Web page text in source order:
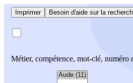
Imprimer Besoin d'aide sur la
Métier, compétence, mot-clé, numéro